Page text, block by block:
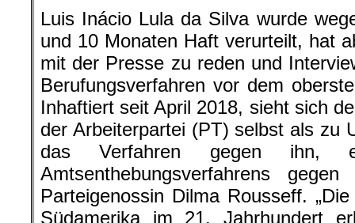
Luis Inácio Lula da Silva wurde
und 10 Monaten Haft verurteilt, hat
mit der Presse zu reden und
Berufungsverfahren vor dem
Inhaftiert seit April 2018, sieht sich
der Arbeiterpartei (PT) selbst als zu
das Verfahren gegen ihn,
Amtsenthebungsverfahrens
Parteigenossin Dilma Rousseff.
Südamerika im 21. Jahrhundert